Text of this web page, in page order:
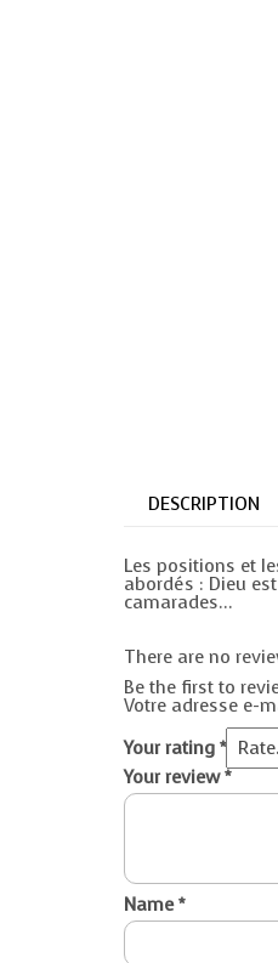
DESCRIPTION
Les positions et
abordés : Dieu
camarades…
There are no
Be the first to
Votre adresse e-
Your rating *
Your review*
Name*